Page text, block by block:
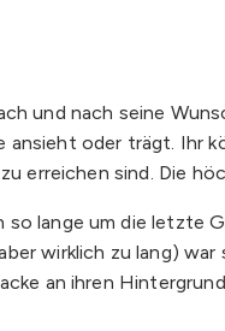
und nach seine
ansieht oder trägt. Ihr
erreichen sind. Die
so lange um die
wirklich zu lang)
an ihren